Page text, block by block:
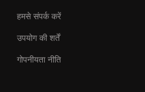
हमसे संपर्क करें
उपयोग की शर्तें
गोपनीयता नीति